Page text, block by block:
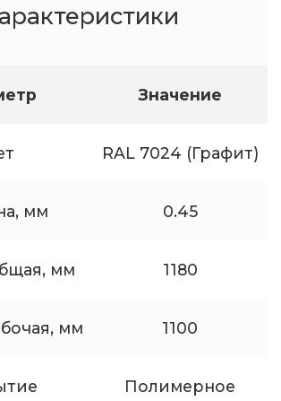
Значение
RAL 7024 (Графит)
мм 0.45
мм 1180
мм 1100
Полимерное